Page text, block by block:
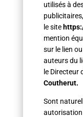
utilisés à
le site
mention
sur le lien
auteurs du
le Directeur
Coutherut.
Sont